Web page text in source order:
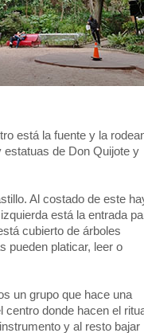
está la fuente y la
de Don Quijote y
Al costado de este
está la entrada
cubierto de árboles
pueden platicar, leer o
un grupo que hace una
donde hacen el
y al resto bajar